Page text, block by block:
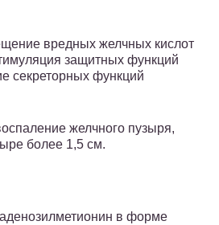
вредных желчных кислот
защитных функций
секреторных функций
желчного пузыря,
более 1,5 см.
в форме